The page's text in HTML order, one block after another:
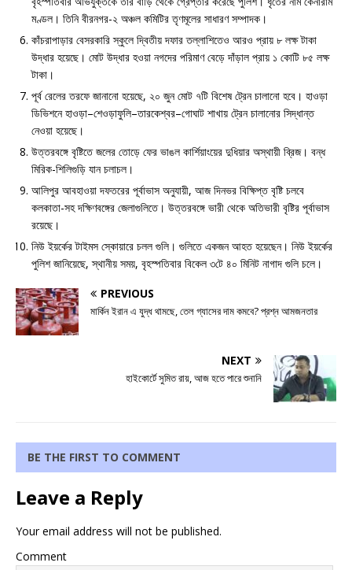
মণ্ডল। তিনি বীরনগর-২ অঞ্চল কমিটির তৃণমূলের সাধারণ সম্পাদক।
কাঁচরাপাড়ার বেসরকারি স্কুলে দ্বিতীয় দফার তল্লাশিতেও আরও প্রায় ৮ লক্ষ টাকা
উদ্ধার হয়েছে। মোট উদ্ধার হওয়া নগদের পরিমাণ বেড়ে দাঁড়াল প্রায় ১ কোটি ৮৫ লক্ষ
টাকা।
পূর্ব রেলের তরফে জানানো হয়েছে, ২০ জুন মোট ৭টি বিশেষ ট্রেন চালানো হবে। হাওড়া
ডিভিশনে হাওড়া–শেওড়াফুলি–তারকেশ্বর–গোঘাট শাখায় ট্রেন চালানোর সিদ্ধান্ত
নেওয়া হয়েছে।
উত্তরবঙ্গে বৃষ্টিতে জলের তোড়ে ফের ভাঙল কার্শিয়াংয়ের দুধিয়ার অস্থায়ী ব্রিজ। বন্ধ
মিরিক-শিলিগুড়ি যান চলাচল।
আলিপুর আবহাওয়া দফতরের পূর্বাভাস অনুযায়ী, আজ দিনভর বিক্ষিপ্ত বৃষ্টি চলবে
কলকাতা-সহ দক্ষিণবঙ্গের জেলাগুলিতে। উত্তরবঙ্গে ভারী থেকে অতিভারী বৃষ্টির পূর্বাভাস
রয়েছে।
নিউ ইয়র্কের টাইমস স্কোয়ারে চলল গুলি। গুলিতে একজন আহত হয়েছেন। নিউ ইয়র্কের
পুলিশ জানিয়েছে, স্থানীয় সময়, বৃহস্পতিবার বিকেল ৩টে ৪০ মিনিট নাগাদ গুলি চলে।
PREVIOUS
মার্কিন ইরান এ যুদ্ধ থামছে, তেল গ্যাসের দাম কমবে? প্রশ্ন আমজনতার
NEXT
হাইকোর্টে সুমিত রায়, আজ হতে পারে শুনানি
BE THE FIRST TO COMMENT
Leave a Reply
Your email address will not be published.
Comment